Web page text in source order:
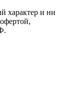
характер и ни